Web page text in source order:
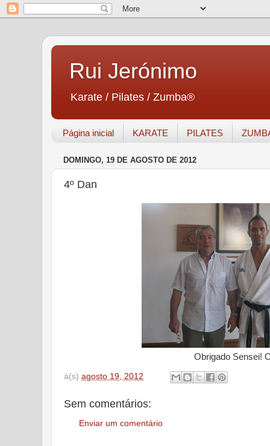
Rui Jerónimo
Karate / Pilates / Zumba®
Página inicial KARATE PILATES
DOMINGO, 19 DE AGOSTO DE 2012
4º Dan
Obrigado Sensei!
à(s) agosto 19, 2012
Sem comentários:
Enviar um comentário